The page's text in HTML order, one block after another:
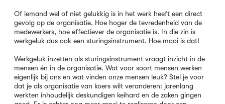
Of iemand wel of niet gelukkig is in het werk heeft een direct
gevolg op de organisatie. Hoe hoger de tevredenheid van de
medewerkers, hoe effectiever de organisatie is. In die zin is
werkgeluk dus ook een sturingsinstrument. Hoe mooi is dat!
Werkgeluk inzetten als sturingsinstrument vraagt inzicht in de
mensen én in de organisatie. Wat voor soort mensen werken
eigenlijk bij ons en wat vinden onze mensen leuk? Stel je voor
dat je als organisatie van koers wilt veranderen: jarenlang
werkten inhoudelijk deskundigen keihard en de zaken gingen